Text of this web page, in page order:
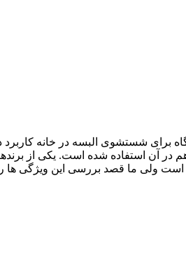
شستشوی البسه در خانه کاربرد
آن استفاده شده است. یکی از
ولی ما قصد بررسی این ویژگی ها را